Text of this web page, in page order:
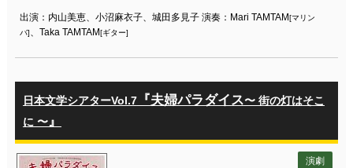
出演：内山美恵、小沼麻衣子、城田多見子 演奏：Mari TAMTAM [マリン
バ]、Taka TAMTAM [ギター]
日本文学シアターVol.7『夫婦パラダイス〜 街の灯はそこ
に 〜』
演劇